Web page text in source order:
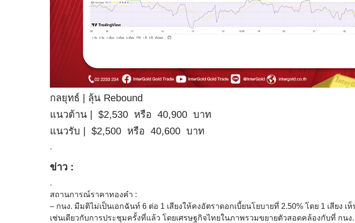
กลยุทธ์ | ลุ้น Rebound
แนวต้าน | $2,530 หรือ 40,900 บาท
แนวรับ | $2,500 หรือ 40,600 บาท
.
ข่าว :
.
สถานการณ์ราคาทองคำ :
– กนง. มีมติไม่เป็นเอกฉันท์ 6 ต่อ 1 เสียงให้คงอัตราดอกเบี้ยนโยบายที่ 2.50% โดย 1 เสียง เ
เช่นเดียวกับการประชุมครั้งที่แล้ว โดยเศรษฐกิจไทยในภาพรวมขยายตัวสอดคล้องกับที่ กนง.